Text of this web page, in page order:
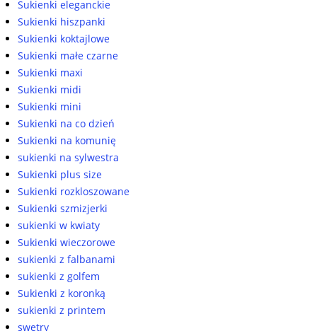
Sukienki eleganckie
Sukienki hiszpanki
Sukienki koktajlowe
Sukienki małe czarne
Sukienki maxi
Sukienki midi
Sukienki mini
Sukienki na co dzień
Sukienki na komunię
sukienki na sylwestra
Sukienki plus size
Sukienki rozkloszowane
Sukienki szmizjerki
sukienki w kwiaty
Sukienki wieczorowe
sukienki z falbanami
sukienki z golfem
Sukienki z koronką
sukienki z printem
swetry